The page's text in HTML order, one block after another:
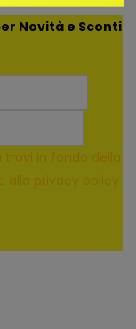
Novità e Sconti
trovi in fondo della
alla privacy policy